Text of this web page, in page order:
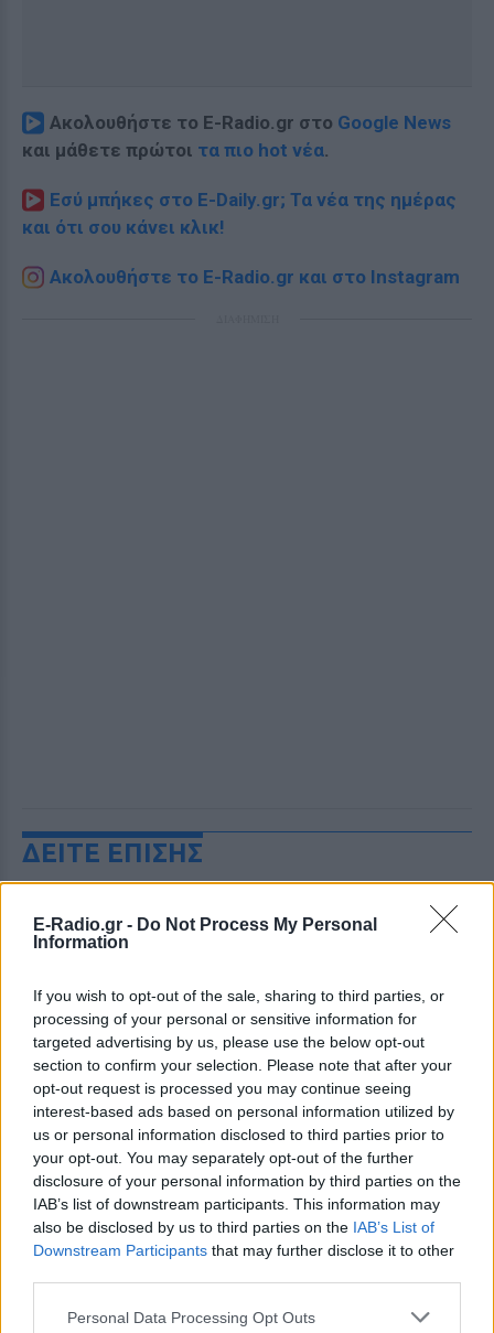
E-Radio.gr - Do Not Process My Personal
Information
If you wish to opt-out of the sale, sharing to third parties, or
processing of your personal or sensitive information for
targeted advertising by us, please use the below opt-out
section to confirm your selection. Please note that after your
opt-out request is processed you may continue seeing
interest-based ads based on personal information utilized by
us or personal information disclosed to third parties prior to
your opt-out. You may separately opt-out of the further
disclosure of your personal information by third parties on the
IAB’s list of downstream participants. This information may
also be disclosed by us to third parties on the IAB’s List of
Downstream Participants that may further disclose it to other
Personal Data Processing Opt Outs
Ακολουθήστε το E-Radio.gr στο Google News
και μάθετε πρώτοι τα πιο hot νέα.
Εσύ μπήκες στο E-Daily.gr; Τα νέα της ημέρας
και ότι σου κάνει κλικ!
Ακολουθήστε το E-Radio.gr και στο Instagram
ΔΕΙΤΕ ΕΠΙΣΗΣ
ΣΤΗΝ ΙΔΙΑ ΚΑΤΗΓΟΡΙΑ
ασχολούνται με το δέρμα μου,
δεν πρόκειται να κρύβομαι
Δεν με αγγίζει, έχω ροδόχρου ακμή, η
οποία επιδεινώθηκε από τις ορμόνες της
εγκυμοσύνης, ανέφερε η ηθοποιός
Μύκονος: Ιταλοί παρτάρουν σε
έξαλλη κατάσταση μέσα σε...
βανάκι ‑ Η αντίδραση του
οδηγού
ΣΉΜΕΡΑ
Στα πλάνα που δημοσιεύει το Mykonos
live TV, οι επιβάτες φαίνονται να
τρόπο, χοροπηδώντας, τραγουδώντας
και φωνάζοντας μέσα στο όχημα